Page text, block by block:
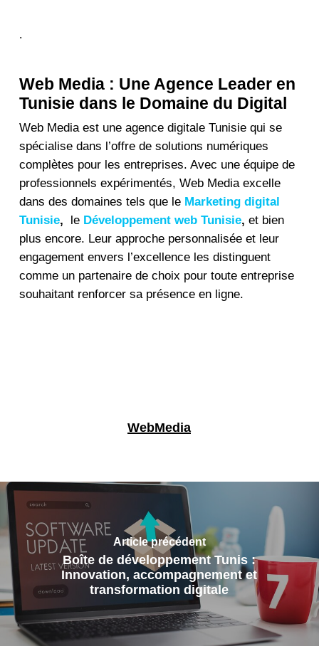
.
Web Media : Une Agence Leader en
Tunisie dans le Domaine du Digital
Web Mediaest une agence digitale Tunisiequi se
spécialise dans l’offre de solutions numériques
complètes pour les entreprises. Avec une équipe de
professionnels expérimentés, Web Media excelle
dans des domaines tels que le Marketing digital
Tunisie, le Développement web Tunisie, et bien
plus encore. Leur approche personnalisée et leur
engagement envers l’excellence les distinguent
comme un partenaire de choix pour toute entreprise
souhaitant renforcer sa présence en ligne.
WebMedia
Article précédent
Boîte de développement Tunis :
Innovation, accompagnement et
transformation digitale